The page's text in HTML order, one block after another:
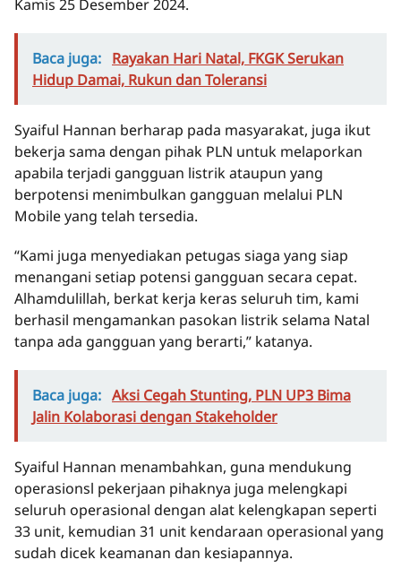
Kamis 25 Desember 2024.
Baca juga: Rayakan Hari Natal, FKGK Serukan
Hidup Damai, Rukun dan Toleransi
Syaiful Hannan berharap pada masyarakat, juga ikut
bekerja sama dengan pihak PLN untuk melaporkan
apabila terjadi gangguan listrik ataupun yang
berpotensi menimbulkan gangguan melalui PLN
Mobile yang telah tersedia.
“Kami juga menyediakan petugas siaga yang siap
menangani setiap potensi gangguan secara cepat.
Alhamdulillah, berkat kerja keras seluruh tim, kami
berhasil mengamankan pasokan listrik selama Natal
tanpa ada gangguan yang berarti,” katanya.
Baca juga: Aksi Cegah Stunting, PLN UP3 Bima
Jalin Kolaborasi dengan Stakeholder
Syaiful Hannan menambahkan, guna mendukung
operasionsl pekerjaan pihaknya juga melengkapi
seluruh operasional dengan alat kelengkapan seperti
33 unit, kemudian 31 unit kendaraan operasional yang
sudah dicek keamanan dan kesiapannya.